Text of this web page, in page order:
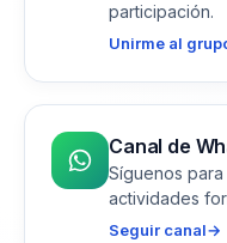
participación.
Unirme al
Canal de
Síguenos
actividades
Seguir canal→